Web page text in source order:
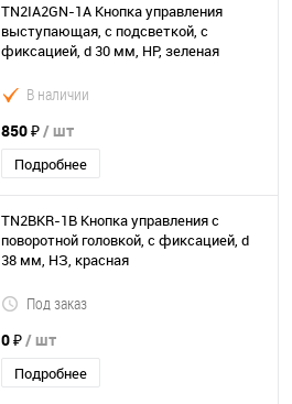
TN2IA2GN-1A Кнопка управления
выступающая, с подсветкой, с
фиксацией, d 30 мм, НР, зеленая
В наличии
850 ₽/ шт
Подробнее
TN2BKR-1B Кнопка управления с
поворотной головкой, с фиксацией, d
38 мм, НЗ, красная
Под заказ
0 ₽/ шт
Подробнее